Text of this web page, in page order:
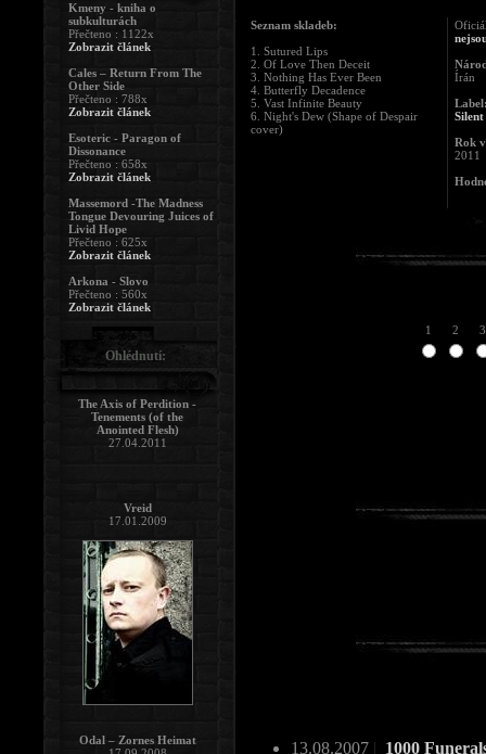
Seznam skladeb:
1. Sutured Lips
2. Of Love Then Deceit
3. Nothing Has Ever Been
4. Butterfly Decadence
5. Vast Infinite Beauty
6. Night's Dew (Shape of Despair
cover)
Írán
Silent
Rok
2011
1 2 3
13.08.2007 | 1000
Kmeny - kniha o
subkulturách
Přečteno : 1122x
Zobrazit článek
Cales – Return From The
Other Side
Přečteno : 788x
Zobrazit článek
Esoteric - Paragon of
Dissonance
Přečteno : 658x
Zobrazit článek
Massemord -The Madness
Tongue Devouring Juices of
Livid Hope
Přečteno : 625x
Zobrazit článek
Arkona - Slovo
Přečteno : 560x
Zobrazit článek
Ohlédnutí:
The Axis of Perdition -
Tenements (of the
Anointed Flesh)
27.04.2011
Vreid
17.01.2009
Odal – Zornes Heimat